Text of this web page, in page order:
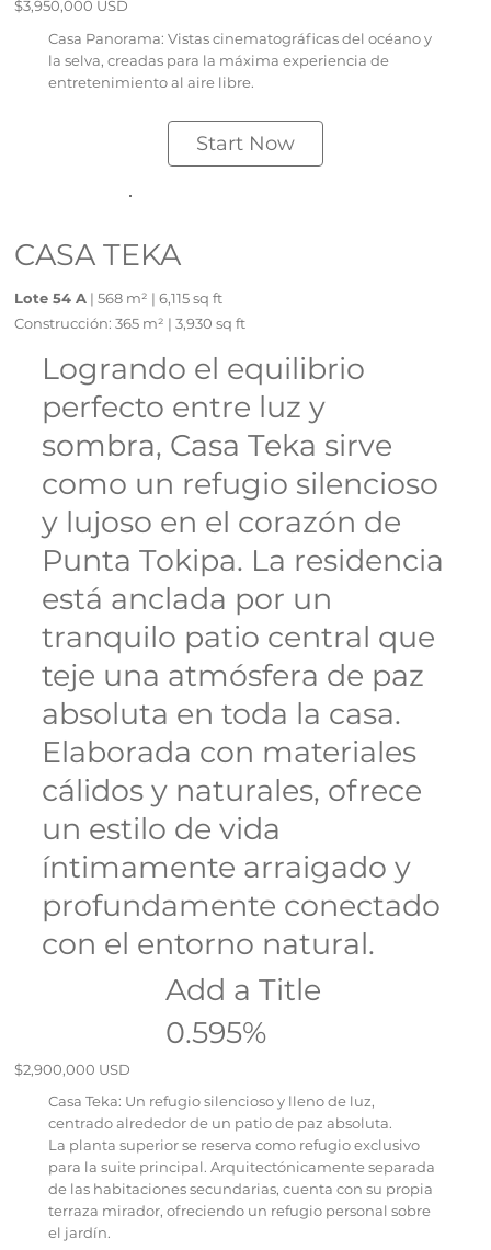
$3,950,000 USD
Casa Panorama: Vistas cinematográficas del océano y
la selva, creadas para la máxima experiencia de
entretenimiento al aire libre.
Start Now
CASA TEKA
Logrando el equilibrio
perfecto entre luz y
sombra, Casa Teka sirve
como un refugio silencioso
y lujoso en el corazón de
Punta Tokipa. La residencia
está anclada por un
tranquilo patio central que
teje una atmósfera de paz
absoluta en toda la casa.
Elaborada con materiales
cálidos y naturales, ofrece
un estilo de vida
íntimamente arraigado y
profundamente conectado
con el entorno natural.
Lote 54 A | 568 m² | 6,115 sq ft
Construcción: 365 m² | 3,930 sq ft
Add a Title
0.595%
$2,900,000 USD
Casa Teka: Un refugio silencioso y lleno de luz,
centrado alrededor de un patio de paz absoluta.
La planta superior se reserva como refugio exclusivo
para la suite principal. Arquitectónicamente separada
de las habitaciones secundarias, cuenta con su propia
terraza mirador, ofreciendo un refugio personal sobre
el jardín.